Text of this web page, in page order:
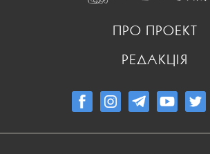
ПРО ПРОЕКТ
РЕДАКЦІЯ